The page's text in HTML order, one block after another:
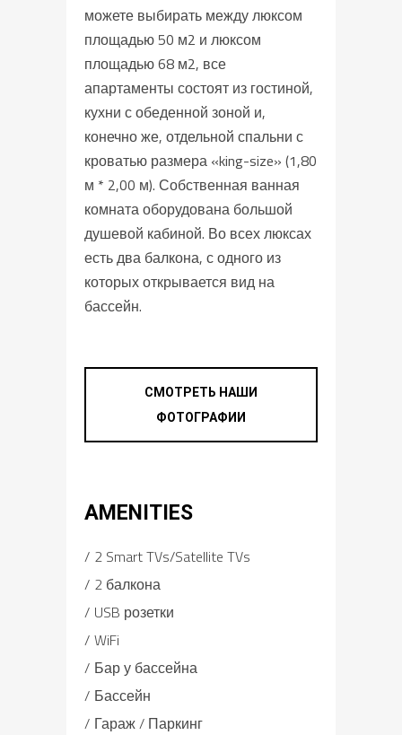
можете выбирать между люксом
площадью 50 м2 и люксом
площадью 68 м2, все
апартаменты состоят из гостиной,
кухни с обеденной зоной и,
конечно же, отдельной спальни с
кроватью размера «king-size» (1,80
м * 2,00 м). Собственная ванная
комната оборудована большой
душевой кабиной. Во всех люксах
есть два балкона, с одного из
которых открывается вид на
бассейн.
СМОТРЕТЬ НАШИ
ФОТОГРАФИИ
AMENITIES
2 Smart TVs/Satellite TVs
2 балкона
USB розетки
WiFi
Бар у бассейна
Бассейн
Гараж / Паркинг